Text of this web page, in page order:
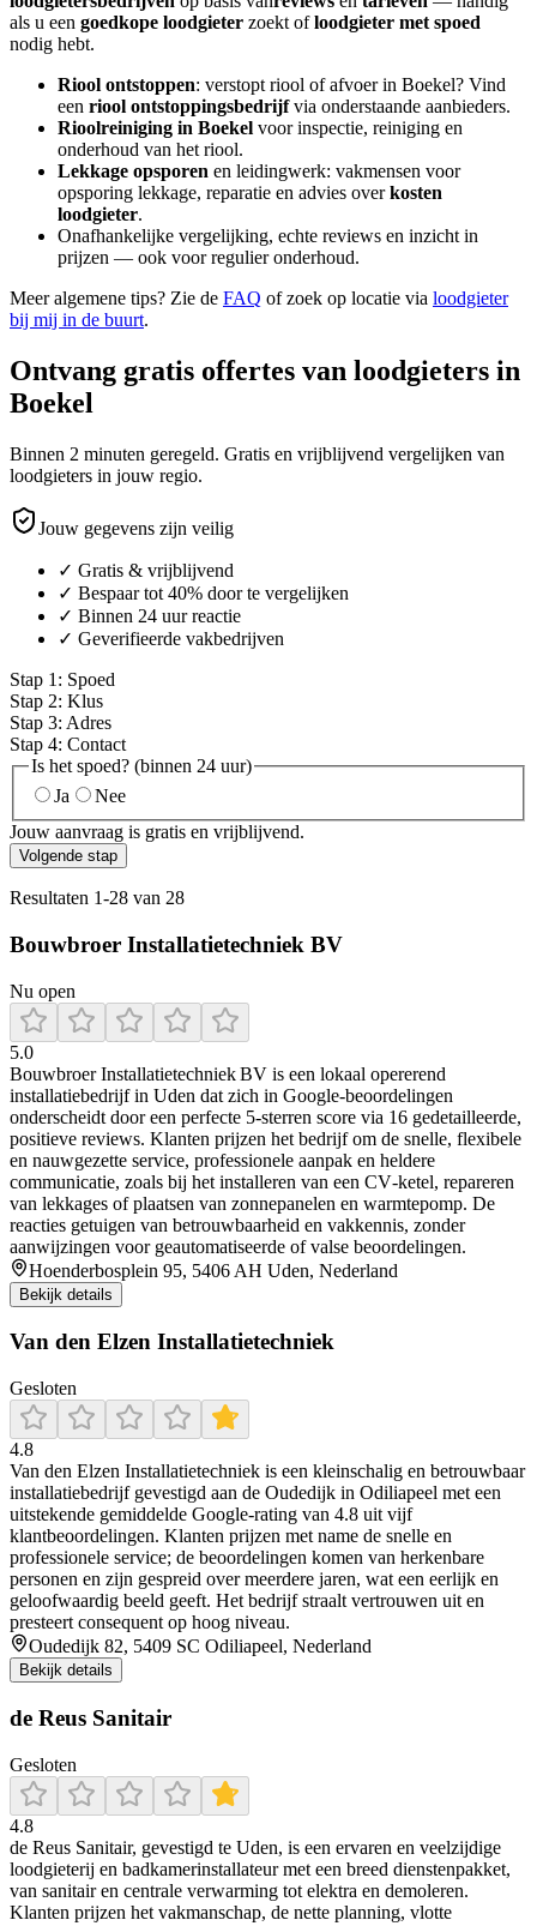
als u een goedkope loodgieter zoekt ofloodgieter met spoed
nodig hebt.
Riool ontstoppen: verstopt riool of afvoer in Boekel? Vind
een riool ontstoppingsbedrijfvia onderstaande aanbieders.
Rioolreiniging in Boekel voor inspectie, reiniging en
onderhoud van het riool.
Lekkage opsporen en leidingwerk: vakmensen voor
opsporing lekkage, reparatie en advies overkosten
loodgieter.
Onafhankelijke vergelijking, echte reviews en inzicht in
prijzen — ook voor regulier onderhoud.
Meer algemene tips? Zie de FAQ of zoek op locatie via loodgieter
bij mij in de buurt.
Ontvang gratis offertes van loodgieters in
Boekel
Binnen 2 minuten geregeld. Gratis en vrijblijvend vergelijken van
loodgieters in jouw regio.
Jouw gegevens zijn veilig
✓ Gratis & vrijblijvend
✓ Bespaar tot 40% door te vergelijken
✓ Binnen 24 uur reactie
✓ Geverifieerde vakbedrijven
Stap 1 : Spoed
Stap 2: Klus
Stap 3: Adres
Stap 4: Contact
Is het spoed? (binnen 24 uur)
Ja
Nee
Jouw aanvraag is gratis en vrijblijvend.
Volgende stap
Resultaten 1-28 van 28
Bouwbroer Installatietechniek BV
Nu open
5.0
Bouwbroer Installatietechniek BV is een lokaal opererend
installatiebedrijf in Uden dat zich in Google-beoordelingen
onderscheidt door een perfecte 5‑sterren score via 16 gedetailleerde,
positieve reviews. Klanten prijzen het bedrijf om de snelle, flexibele
en nauwgezette service, professionele aanpak en heldere
communicatie, zoals bij het installeren van een CV‑ketel, repareren
van lekkages of plaatsen van zonnepanelen en warmtepomp. De
reacties getuigen van betrouwbaarheid en vakkennis, zonder
aanwijzingen voor geautomatiseerde of valse beoordelingen.
Hoenderbosplein 95, 5406 AH Uden, Nederland
Bekijk details
Van den Elzen Installatietechniek
Gesloten
4.8
Van den Elzen Installatietechniek is een kleinschalig en betrouwbaar
installatiebedrijf gevestigd aan de Oudedijk in Odiliapeel met een
uitstekende gemiddelde Google-rating van 4.8 uit vijf
klantbeoordelingen. Klanten prijzen met name de snelle en
professionele service; de beoordelingen komen van herkenbare
personen en zijn gespreid over meerdere jaren, wat een eerlijk en
geloofwaardig beeld geeft. Het bedrijf straalt vertrouwen uit en
presteert consequent op hoog niveau.
Oudedijk 82, 5409 SC Odiliapeel, Nederland
Bekijk details
de Reus Sanitair
Gesloten
4.8
de Reus Sanitair, gevestigd te Uden, is een ervaren en veelzijdige
loodgieterij en badkamerinstallateur met een breed dienstenpakket,
van sanitair en centrale verwarming tot elektra en demoleren.
Klanten prijzen het vakmanschap, de nette planning, vlotte